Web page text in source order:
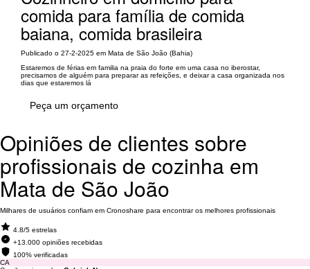
comida para família de comida
baiana, comida brasileira
Publicado o 27-2-2025 em Mata de São João (Bahia)
Estaremos de férias em familia na praia do forte em uma casa no iberostar,
precisamos de alguém para preparar as refeições, e deixar a casa organizada nos
dias que estaremos lá
Peça um orçamento
Opiniões de clientes sobre
profissionais de cozinha em
Mata de São João
Milhares de usuários confiam em Cronoshare para encontrar os melhores profissionais
4.8/5 estrelas
+13.000 opiniões recebidas
100% verificadas
CA